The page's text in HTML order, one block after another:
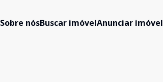
Sobre nósBuscar imóvelAnunciar imóvel